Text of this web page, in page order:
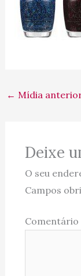
← Mídia
Deixe
O seu
Campos
Comentário